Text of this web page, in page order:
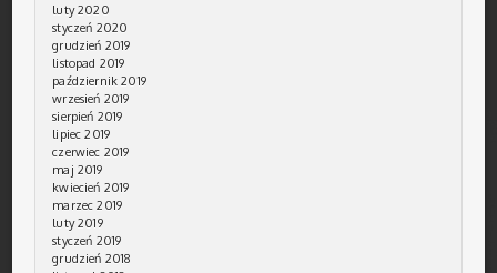
luty 2020
styczeń 2020
grudzień 2019
listopad 2019
październik 2019
wrzesień 2019
sierpień 2019
lipiec 2019
czerwiec 2019
maj 2019
kwiecień 2019
marzec 2019
luty 2019
styczeń 2019
grudzień 2018